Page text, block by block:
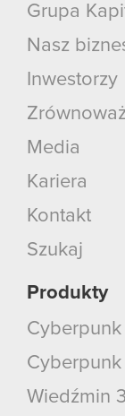
Grupa
Nasz
Inwestorzy
Media
Kariera
Kontakt
Szukaj
Produkty
Wiedźmin